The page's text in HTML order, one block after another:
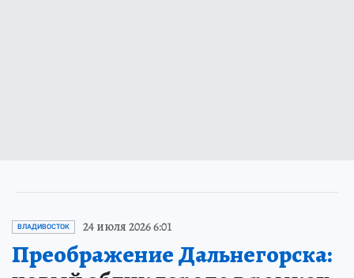
ВЛАДИВОСТОК 24 июля 2026 6:01
Преображение Дальнегорска: